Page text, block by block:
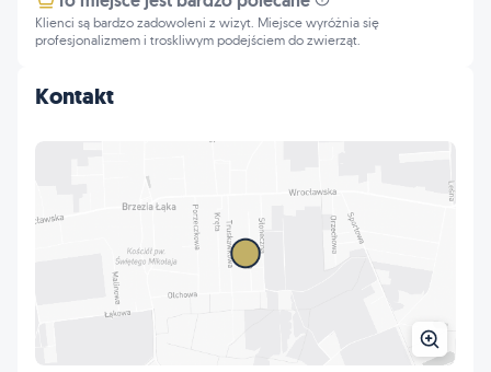
Kontakt
Klienci są bardzo zadowoleni z wizyt. Miejsce wyróżnia się
profesjonalizmem i troskliwym podejściem do zwierząt.